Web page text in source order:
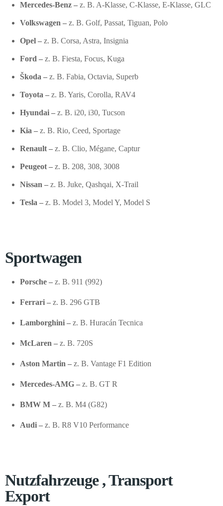
Mercedes-Benz – z. B. A-Klasse, C-Klasse, E-Klasse, GLC
Volkswagen – z. B. Golf, Passat, Tiguan, Polo
Opel – z. B. Corsa, Astra, Insignia
Ford – z. B. Fiesta, Focus, Kuga
Škoda – z. B. Fabia, Octavia, Superb
Toyota – z. B. Yaris, Corolla, RAV4
Hyundai – z. B. i20, i30, Tucson
Kia – z. B. Rio, Ceed, Sportage
Renault – z. B. Clio, Mégane, Captur
Peugeot – z. B. 208, 308, 3008
Nissan – z. B. Juke, Qashqai, X-Trail
Tesla – z. B. Model 3, Model Y, Model S
Sportwagen
Porsche – z. B. 911 (992)
Ferrari – z. B. 296 GTB
Lamborghini – z. B. Huracán Tecnica
McLaren – z. B. 720S
Aston Martin – z. B. Vantage F1 Edition
Mercedes-AMG – z. B. GT R
BMW M – z. B. M4 (G82)
Audi – z. B. R8 V10 Performance
Nutzfahrzeuge , Transport
Export